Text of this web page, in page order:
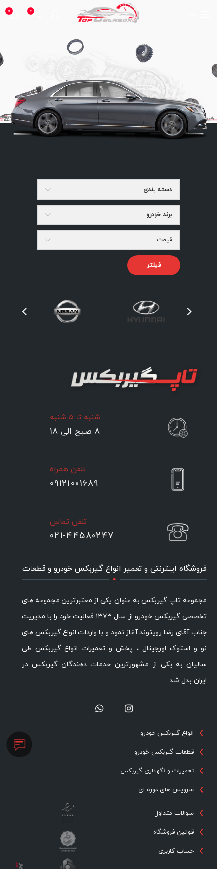
0
0
دسته بندی
برند خودرو
قیمت
فیلتر
شنبه تا ۵ شنبه
۸ صبح الی ۱۸
تلفن همراه
09121001689
تلفن تماس
021-44580247
فروشگاه اینترنتی و تعمیر انواع گیربکس خودرو و قطعات
.
مجموعه تاپ گیربکس به عنوان یکی از معتبرترین مجموعه های
تخصصی گیربکس خودرو از سال ۱۳۷۳ فعالیت خود را با مدیریت
جناب آقای رضا رویتوند آغاز نمود و با واردات انواع گیربکس های
نو و استوک اورجینال ، پخش و تعمیرات انواع گیربکس طی
سالیان به یکی از مشهورترین خدمات دهندگان گیربکس در
ایران بدل شد.
انواع گیربکس خودرو
قطعات گیربکس خودرو
تعمیرات و نگهداری گیربکس
سرویس های دوره ای
سوالات متداول
قوانین فروشگاه
حساب کاربری